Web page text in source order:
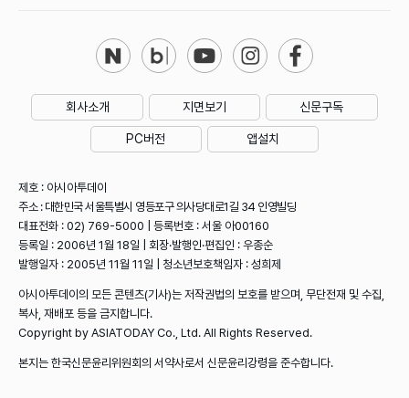
회사소개 지면보기 신문구독
PC버전 앱설치
제호 : 아시아투데이
주소 : 대한민국 서울특별시 영등포구 의사당대로1길 34 인영빌딩
대표전화 : 02) 769-5000 | 등록번호 : 서울 아00160
등록일 : 2006년 1월 18일 | 회장·발행인·편집인 : 우종순
발행일자 : 2005년 11월 11일 | 청소년보호책임자 : 성희제
아시아투데이의 모든 콘텐츠(기사)는 저작권법의 보호를 받으며, 무단전재 및 수집,
복사, 재배포 등을 금지합니다.
Copyright by ASIATODAY Co., Ltd. All Rights Reserved.
본지는 한국신문윤리위원회의 서약사로서 신문윤리강령을 준수합니다.